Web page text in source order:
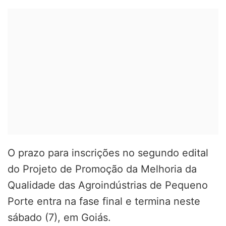
O prazo para inscrições no segundo edital
do Projeto de Promoção da Melhoria da
Qualidade das Agroindústrias de Pequeno
Porte entra na fase final e termina neste
sábado (7), em Goiás.